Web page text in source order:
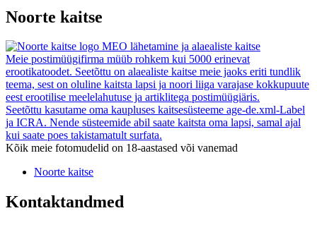
Noorte kaitse
MEO lähetamine ja alaealiste kaitse
Meie postimüügifirma müüb rohkem kui 5000 erinevat
erootikatoodet. Seetõttu on alaealiste kaitse meie jaoks eriti tundlik
teema, sest on oluline kaitsta lapsi ja noori liiga varajase kokkupuute
eest erootilise meelelahutuse ja artiklitega postimüügiäris.
Seetõttu kasutame oma kaupluses kaitsesüsteeme age-de.xml-Label
ja ICRA. Nende süsteemide abil saate kaitsta oma lapsi, samal ajal
kui saate poes takistamatult surfata.
Kõik meie fotomudelid on 18-aastased või vanemad
Noorte kaitse
Kontaktandmed